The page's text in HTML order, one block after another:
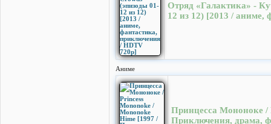
Отряд «Галактика» -
12 из 12) [2013 / аниме,
Аниме
Принцесса Мононоке /
Приключения, драма,